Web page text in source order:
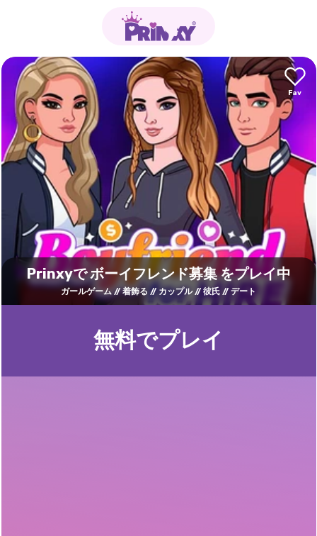
Prinxyで ボーイフレンド募集 をプレイ中
ガールゲーム 着飾る カップル 彼氏 デート
無料でプレイ